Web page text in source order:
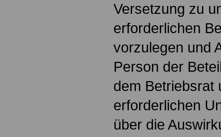
Versetzung zu
erforderlichen
vorzulegen und
Person der
dem Betriebsrat
erforderlichen
über die